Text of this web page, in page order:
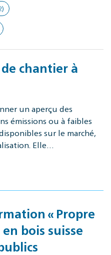
chantier à
un aperçu des
émissions ou à faibles
sur le marché,
Elle…
« Propre
bois suisse